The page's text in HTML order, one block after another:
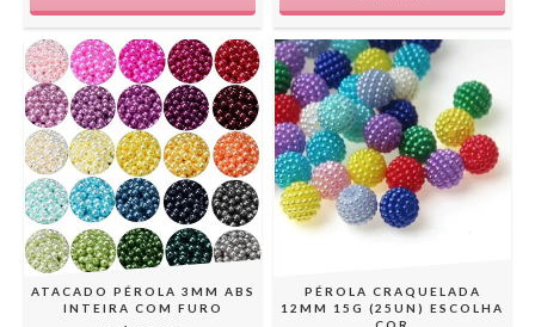
ATACADO PÉROLA 3MM ABS
INTEIRA COM FURO
PÉROLA CRAQUELADA
12MM 15G (25UN) ESCOLHA